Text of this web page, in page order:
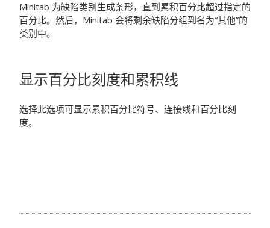
Minitab 为缺陷类别生成条形，直到累积百分比超过指定的
百分比。然后，Minitab 会将剩余缺陷分组到名为“其他”的
类别中。
显示百分比刻度和累积线
选择此选项可显示累积百分比符号、连接线和百分比刻
度。